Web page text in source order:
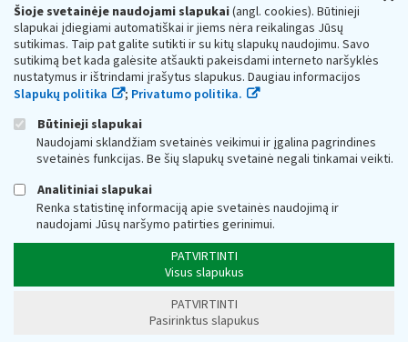
Šioje svetainėje naudojami slapukai(angl. cookies). Būtinieji
slapukai įdiegiami automatiškai ir jiems nėra reikalingas Jūsų
sutikimas. Taip pat galite sutikti ir su kitų slapukų naudojimu. Savo
sutikimą bet kada galėsite atšaukti pakeisdami interneto naršyklės
nustatymus ir ištrindami įrašytus slapukus. Daugiau informacijos
Slapukų politika
; Privatumo politika.
Būtinieji slapukai
Naudojami sklandžiam svetainės veikimui ir įgalina pagrindines
svetainės funkcijas. Be šių slapukų svetainė negali tinkamai veikti.
Analitiniai slapukai
Renka statistinę informaciją apie svetainės naudojimą ir
naudojami Jūsų naršymo patirties gerinimui.
PATVIRTINTI
Visus slapukus
PATVIRTINTI
Pasirinktus slapukus
Respublikos finansų ministerijos
Biudžetinė įstaiga. Juridinio asmens kodas — 188659752,
adresas: Vasario 16-osios g. 14, 01107 Vilnius, Lietuva, el.paštas:
vmi@vmi.lt, E. pristatymo dėžutės adresas 188659752
Duomenys apie Valstybinę mokesčių inspekciją prie Lietuvos
Respublikos finansų ministerijos kaupiami ir saugomi Juridinių